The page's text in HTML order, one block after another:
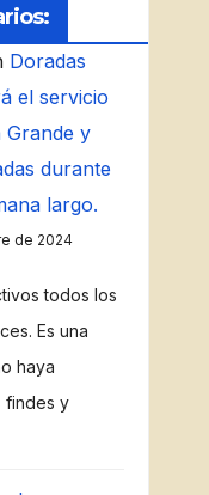
Doradas
el servicio
y
durante
largo.
de 2024
todos los
Es una
haya
findes y